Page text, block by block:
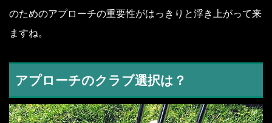
のためのアプローチの重要性がはっきりと浮き上がって来
ますね。
アプローチのクラブ選択は？